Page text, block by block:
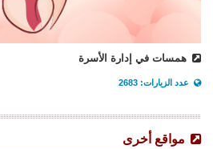
همسات في إدارة الأسرة
عدد الزيارات: 2683
مواقع أخرى